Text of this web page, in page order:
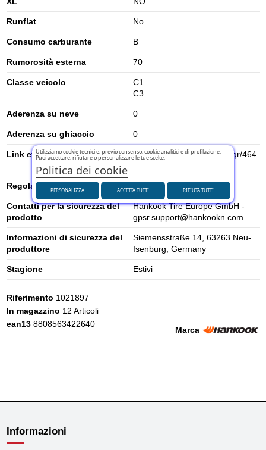
Runflat No
Consumo carburante B
Rumorosità esterna 70
Classe veicolo
C1
C3
Aderenza su neve 0
Aderenza su ghiaccio 0
Link etichetta energetica UE
https://eprel.ec.europa.eu/qr/464
Regolamento UE (2020/740) 2020/740
Contatti per la sicurezza del
prodotto
Hankook Tire Europe GmbH -
gpsr.support@hankookn.com
Informazioni di sicurezza del
produttore
Siemensstraße 14, 63263 Neu-
Isenburg, Germany
Stagione Estivi
Marca
Riferimento 1021897
In magazzino 12 Articoli
ean13 8808563422640
Informazioni
Utilizziamo cookie tecnici e, previo consenso, cookie analitici e di profilazione.
Puoi accettare, rifiutare o personalizzare le tue scelte.
Politica dei cookie
PERSONALIZZA RIFIUTA TUTTI
ACCETTA TUTTI